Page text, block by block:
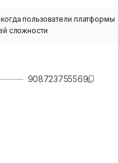
пользователи платформы
сложности
908723755569